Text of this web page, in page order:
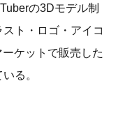
の3Dモデル制
ト・ロゴ・アイコ
ケットで販売した
る。